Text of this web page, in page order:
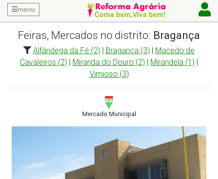
menu
Feiras, Mercados no distrito: Bragança
Alfândega da Fé (2) | Bragança (3) | Macedo de
Cavaleiros (2) | Miranda do Douro (2) | Mirandela (1) |
Vimioso (3)
Mercado Municipal